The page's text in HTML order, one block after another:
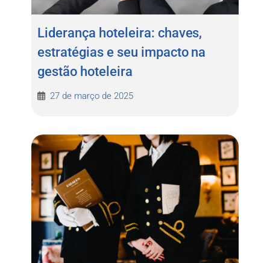
Liderança hoteleira: chaves,
estratégias e seu impacto na
gestão hoteleira
27 de março de 2025